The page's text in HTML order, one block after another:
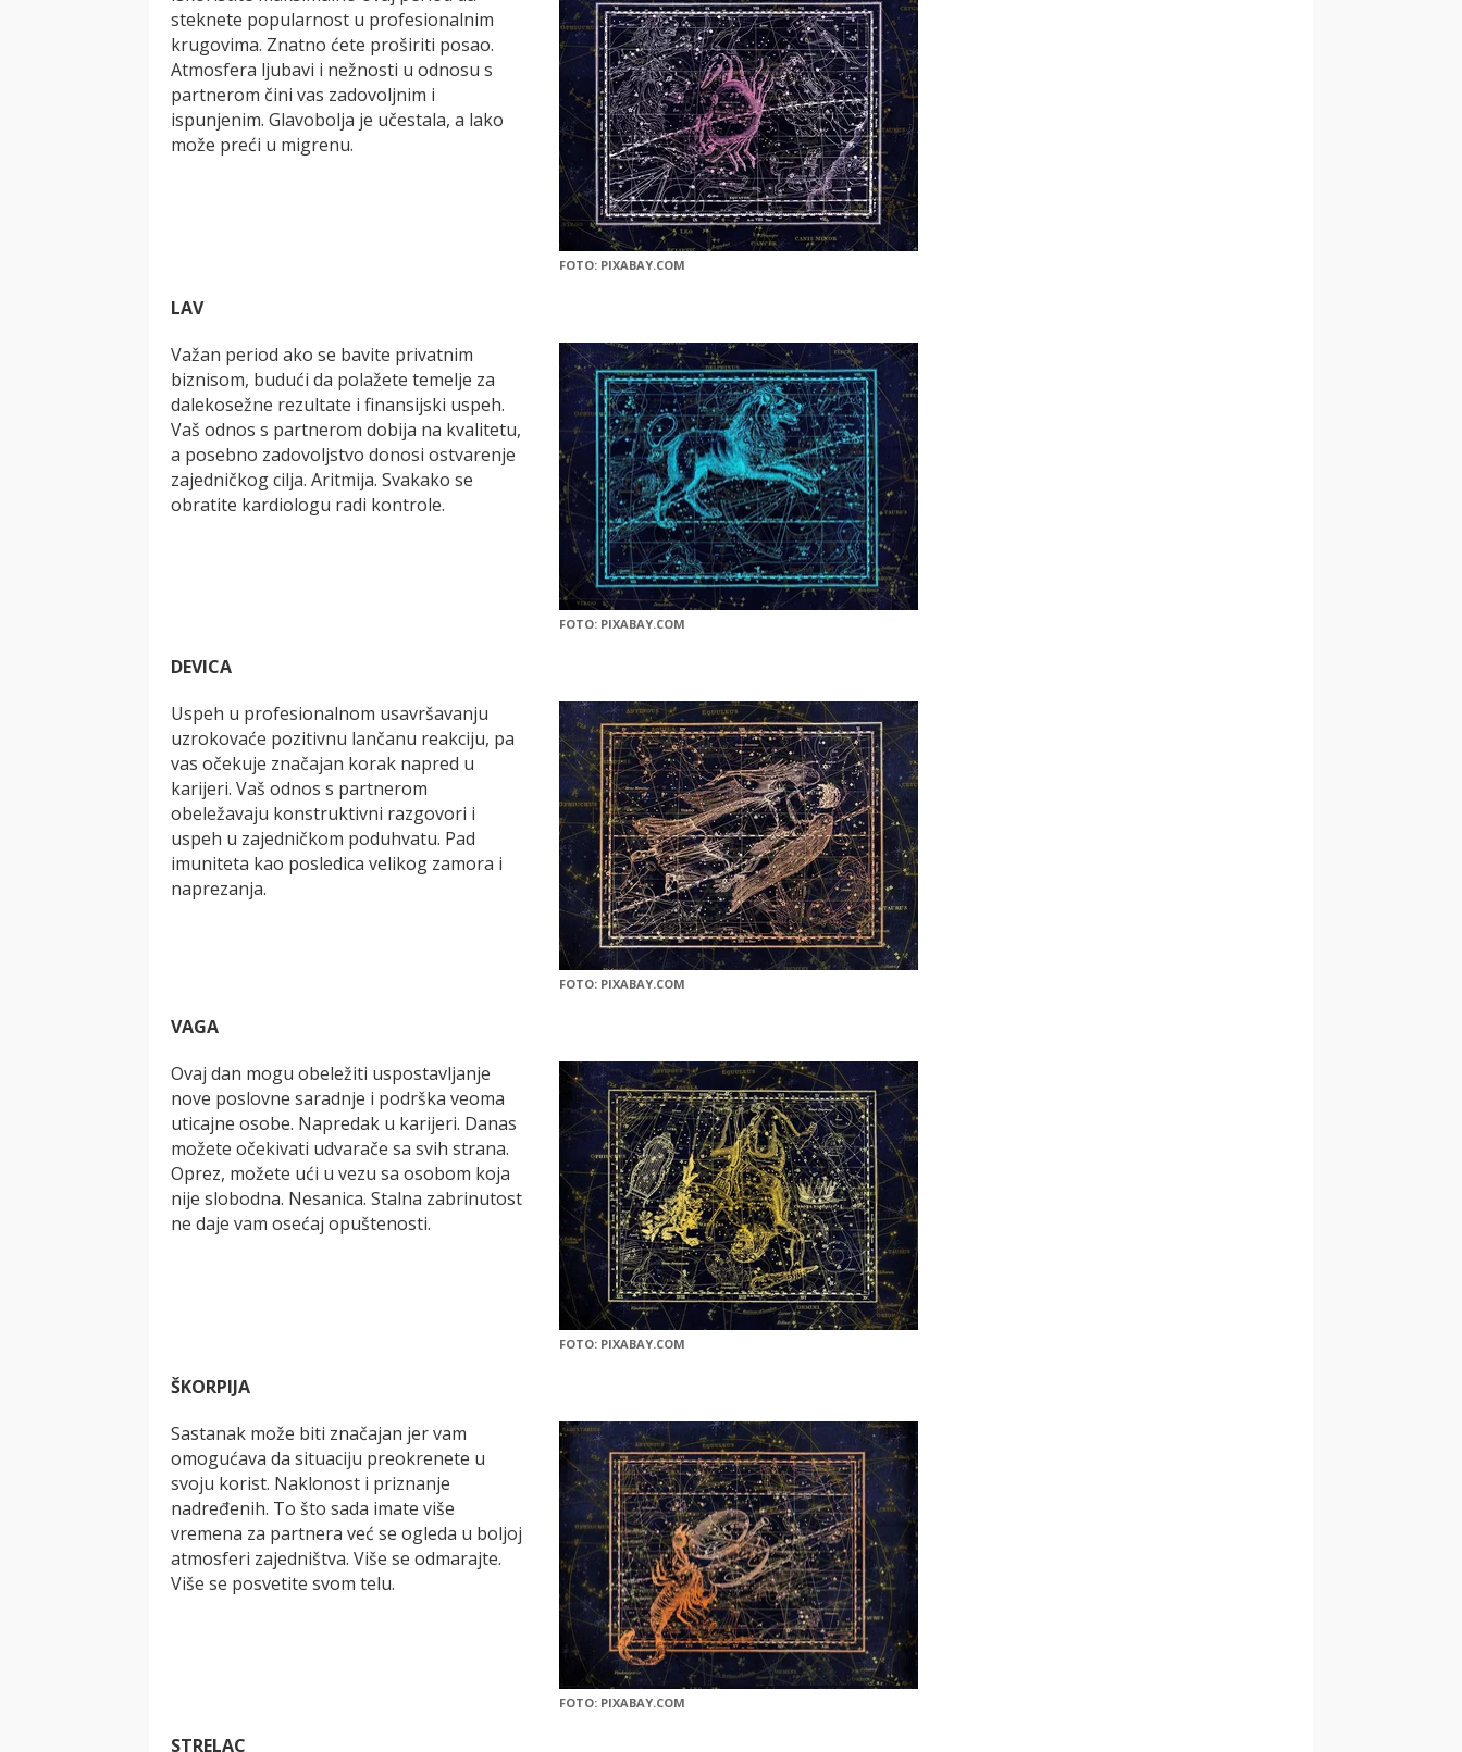
steknete popularnost u profesionalnim
krugovima. Znatno ćete proširiti posao.
Atmosfera ljubavi i nežnosti u odnosu s
partnerom čini vas zadovoljnim i
ispunjenim. Glavobolja je učestala, a lako
može preći u migrenu.
FOTO: PIXABAY.COM
LAV
Važan period ako se bavite privatnim
biznisom, budući da polažete temelje za
dalekosežne rezultate i finansijski uspeh.
Vaš odnos s partnerom dobija na kvalitetu,
a posebno zadovoljstvo donosi ostvarenje
zajedničkog cilja. Aritmija. Svakako se
obratite kardiologu radi kontrole.
FOTO: PIXABAY.COM
DEVICA
Uspeh u profesionalnom usavršavanju
uzrokovaće pozitivnu lančanu reakciju, pa
vas očekuje značajan korak napred u
karijeri. Vaš odnos s partnerom
obeležavaju konstruktivni razgovori i
uspeh u zajedničkom poduhvatu. Pad
imuniteta kao posledica velikog zamora i
naprezanja.
FOTO: PIXABAY.COM
VAGA
Ovaj dan mogu obeležiti uspostavljanje
nove poslovne saradnje i podrška veoma
uticajne osobe. Napredak u karijeri. Danas
možete očekivati udvarače sa svih strana.
Oprez, možete ući u vezu sa osobom koja
nije slobodna. Nesanica. Stalna zabrinutost
ne daje vam osećaj opuštenosti.
FOTO: PIXABAY.COM
ŠKORPIJA
Sastanak može biti značajan jer vam
omogućava da situaciju preokrenete u
svoju korist. Naklonost i priznanje
nadređenih. To što sada imate više
vremena za partnera već se ogleda u boljoj
atmosferi zajedništva. Više se odmarajte.
Više se posvetite svom telu.
FOTO: PIXABAY.COM
STRELAC